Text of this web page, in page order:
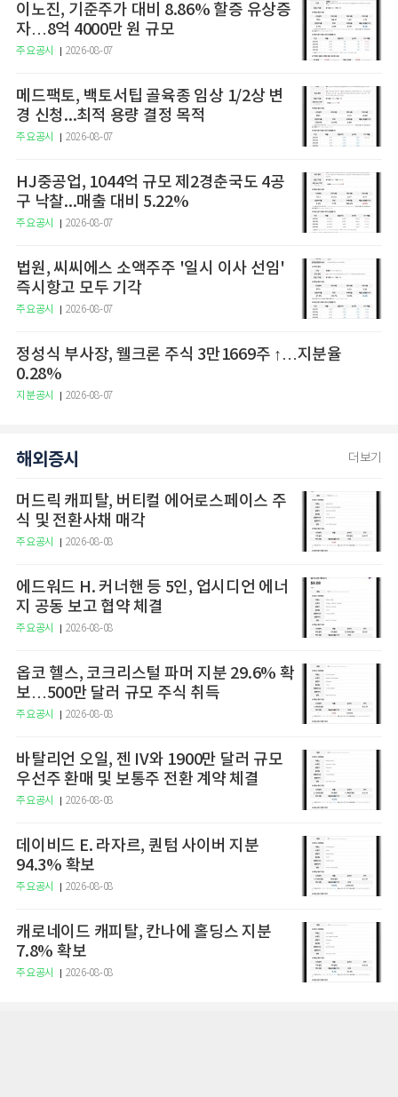
이노진, 기준주가 대비 8.86% 할증 유상증
자…8억 4000만 원 규모
주요공시 2026-08-07
메드팩토, 백토서팁 골육종 임상 1/2상 변
경 신청...최적 용량 결정 목적
주요공시 2026-08-07
HJ중공업, 1044억 규모 제2경춘국도 4공
구 낙찰...매출 대비 5.22%
주요공시 2026-08-07
법원, 씨씨에스 소액주주 '일시 이사 선임'
즉시항고 모두 기각
주요공시 2026-08-07
정성식 부사장, 웰크론 주식 3만1669주 ↑…지분율
0.28%
지분공시 2026-08-07
해외증시 더보기
머드릭 캐피탈, 버티컬 에어로스페이스 주
식 및 전환사채 매각
주요공시 2026-08-08
에드워드 H. 커너핸 등 5인, 업시디언 에너
지 공동 보고 협약 체결
주요공시 2026-08-08
옵코 헬스, 코크리스털 파머 지분 29.6% 확
보…500만 달러 규모 주식 취득
주요공시 2026-08-08
바탈리언 오일, 젠 IV와 1900만 달러 규모
우선주 환매 및 보통주 전환 계약 체결
주요공시 2026-08-08
데이비드 E. 라자르, 퀀텀 사이버 지분
94.3% 확보
주요공시 2026-08-08
캐로네이드 캐피탈, 칸나에 홀딩스 지분
7.8% 확보
주요공시 2026-08-08